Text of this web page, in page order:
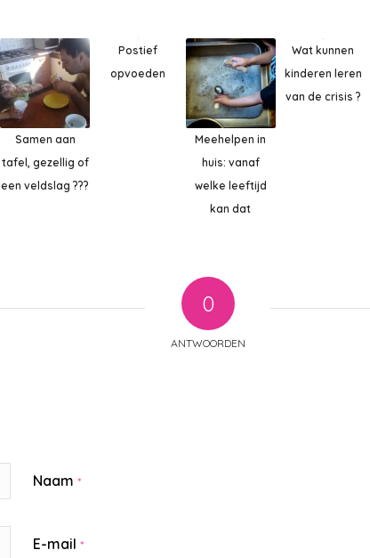
Samen aan
tafel, gezellig of
een veldslag ???
Postief
opvoeden
Meehelpen in
huis: vanaf
welke leeftijd
kan dat
Wat kunnen
kinderen leren
van de crisis ?
0
ANTWOORDEN
Naam *
E-mail *